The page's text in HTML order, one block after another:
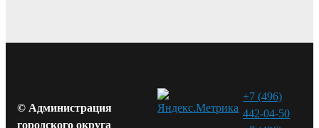
© Администрация
городского округа
+7 (496)
442-04-50